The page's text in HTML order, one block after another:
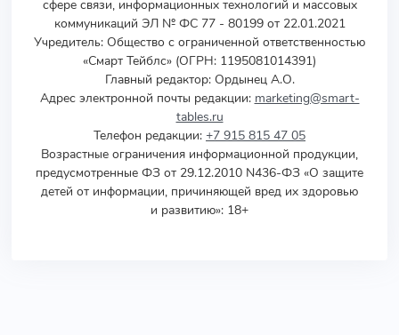
сфере связи, информационных технологий и массовых
коммуникаций ЭЛ № ФС 77 - 80199 от 22.01.2021
Учредитель: Общество с ограниченной ответственностью
«Смарт Тейблс» (ОГРН: 1195081014391)
Главный редактор: Ордынец А.О.
Адрес электронной почты редакции: marketing@smart-
tables.ru
Телефон редакции: +7 915 815 47 05
Возрастные ограничения информационной продукции,
предусмотренные ФЗ от 29.12.2010 N436-ФЗ «О защите
детей от информации, причиняющей вред их здоровью
и развитию»: 18+